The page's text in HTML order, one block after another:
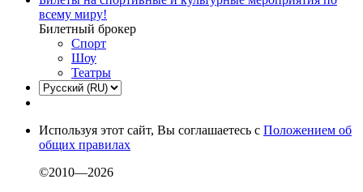
всему миру!
Билетный брокер
Спорт
Шоу
Театры
Используя этот сайт, Вы соглашаетесь с Положением об
общих правилах
©2010—2026